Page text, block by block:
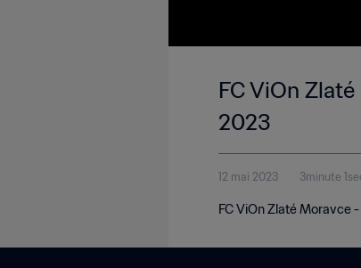
FC ViOn
2023
12 mai 2023 3minute
FC ViOn Zlaté Moravce